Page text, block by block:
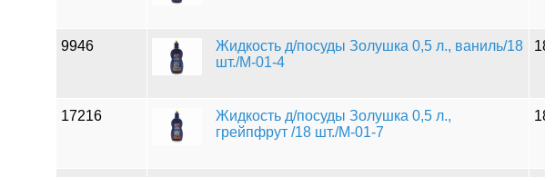
9946
Жидкость д/посуды Золушка 0,5 л., ваниль/18
шт./М-01-4
17216
Жидкость д/посуды Золушка 0,5 л.,
грейпфрут /18 шт./М-01-7